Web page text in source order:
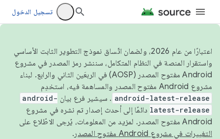
تسجيل الدخول
اعتبارًا من عام 2026، ولضمان اتّساق نموذج التطوير الثابت الأساسي
واستقرار المنصة في النظام المتكامل، سننشر رمز المصدر في مشروع
Android مفتوح المصدر (AOSP) في الربعَين الثاني والرابع. لبناء
مشروع Android مفتوح المصدر والمساهمة فيه، استخدِم
android-latest-release . سيشير فرع بيان android-
latest-release دائمًا إلى أحدث إصدار تم نشره في مشروع
Android مفتوح المصدر. لمزيد من المعلومات، يُرجى الاطّلاع على
التغييرات في مشروع Android مفتوح المصدر
.